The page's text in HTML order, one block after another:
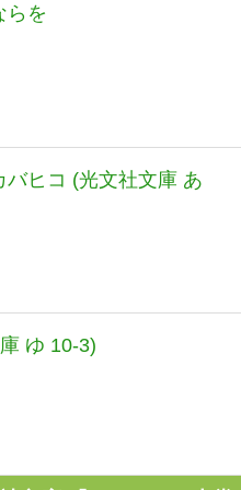
らを
バヒコ (光文社文庫 あ
ゆ 10-3)